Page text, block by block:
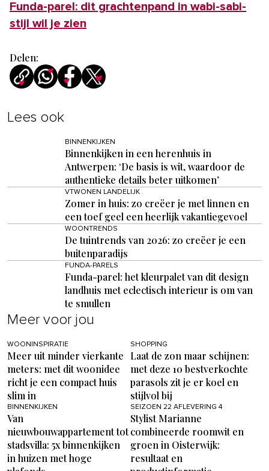
Funda-parel: dit grachtenpand in wabi-sabi-
stijl wil je zien
Delen:
Lees ook
BINNENKIJKEN
Binnenkijken in een herenhuis in
Antwerpen: ‘De basis is wit, waardoor de
authentieke details beter uitkomen’
VTWONEN LANDELIJK
Zomer in huis: zo creëer je met linnen en
een toef geel een heerlijk vakantiegevoel
WOONTRENDS
De tuintrends van 2026: zo creëer je een
buitenparadijs
FUNDA-PARELS
Funda-parel: het kleurpalet van dit design
landhuis met eclectisch interieur is om van
te smullen
Meer voor jou
WOONINSPIRATIE
Meer uit minder vierkante
meters: met dit woonidee
richt je een compact huis
slim in
SHOPPING
Laat de zon maar schijnen:
met deze 10 bestverkochte
parasols zit je er koel en
stijlvol bij
BINNENKIJKEN
Van
nieuwbouwappartement tot
stadsvilla: 5x binnenkijken
in huizen met hoge
SEIZOEN 22 AFLEVERING 4
Stylist Marianne
combineerde roomwit en
groen in Oisterwijk:
resultaat en